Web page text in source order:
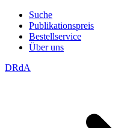
Suche
Publikationspreis
Bestellservice
Über uns
DRdA